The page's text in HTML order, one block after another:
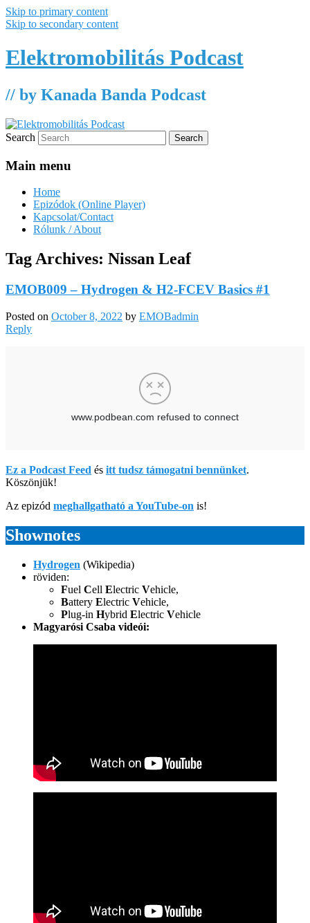
Skip to primary content
Skip to secondary content
Elektromobilitás Podcast
// by Kanada Banda Podcast
Search
Main menu
Home
Epizódok (Online Player)
Kapcsolat/Contact
Rólunk / About
Tag Archives: Nissan Leaf
EMOB009 – Hydrogen & H2-FCEV Basics #1
Posted on October 8, 2022 by EMOBadmin
Reply
Ez a Podcast Feed és itt tudsz támogatni bennünket.
Köszönjük!
Az epizód meghallgatható a YouTube-on is!
Shownotes
Hydrogen (Wikipedia)
röviden:
Fuel Cell Electric Vehicle,
Battery Electric Vehicle,
Plug-in Hybrid Electric Vehicle
Magyarósi Csaba videói: